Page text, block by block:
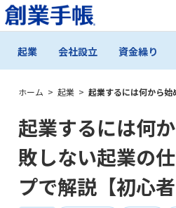
起業 会社設立 資金繰り
ホーム > 起業 > 起業するには何から
起業するには何
敗しない起業の
プで解説【初心者